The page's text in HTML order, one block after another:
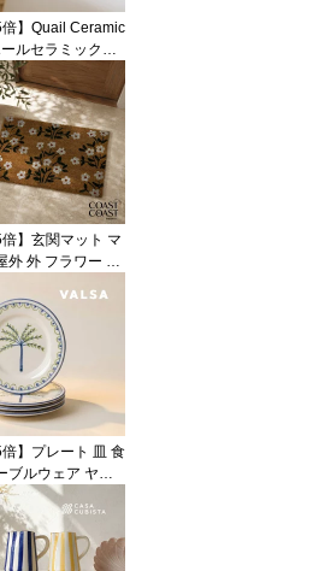
リア ギフト
倍】Quail Ceramic
ルセラミックス
ンド ネコ ジャ
ィアム 陶器 北欧
い おしゃれ ピッ
ジャグ 花瓶 フラ
ース キャット 猫
物 アニマル イン
プレゼント ギフ
日 記念日 海外イ
ア
倍】玄関マット マ
外 外 フラワー 花
チュラル ブラウ
イト グリーン 50
判 大きい ラージ
れ かわいい 海外
リア 輸入 インポ
輸入 ギフト イン
Coast to Coast
倍】プレート 皿 食
ブルウェア ヤシ
タニカル 1枚 4枚
リーフ ホワイト
陶器 アースンウ
ハンドメイド